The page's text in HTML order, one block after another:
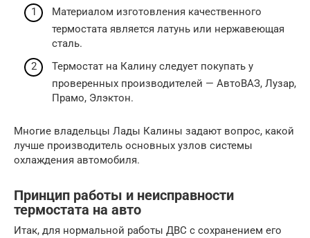
Материалом изготовления качественного
термостата является латунь или нержавеющая
сталь.
Термостат на Калину следует покупать у
проверенных производителей — АвтоВАЗ, Лузар,
Прамо, Элэктон.
Многие владельцы Лады Калины задают вопрос, какой
лучше производитель основных узлов системы
охлаждения автомобиля.
Принцип работы и неисправности
термостата на авто
Итак, для нормальной работы ДВС с сохранением его